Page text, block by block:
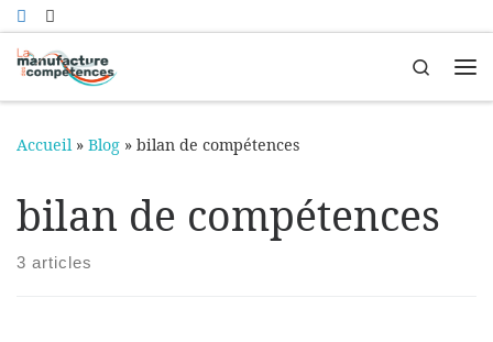
Passer au contenu
Search
Accueil » Blog » bilan de compétences
bilan de compétences
3 articles